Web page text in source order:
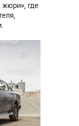
жюри», где